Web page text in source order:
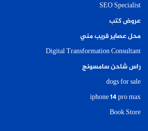
SEO Specialist
عروض كتب
محل عصاير قريب مني
Digital Transformation Consultant
راس شاحن سامسونج
dogs for sale
iphone 14 pro max
Book Store